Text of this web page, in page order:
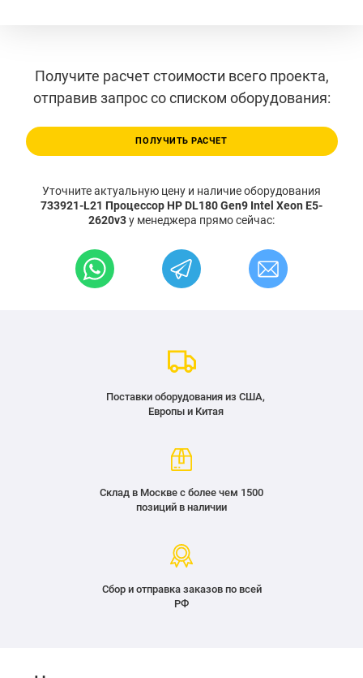
Получите расчет стоимости всего проекта,
отправив запрос со списком оборудования:
ПОЛУЧИТЬ РАСЧЕТ
Уточните актуальную цену и наличие оборудования
733921-L21 Процессор HP DL180 Gen9 Intel Xeon E5-
2620v3у менеджера прямо сейчас:
Поставки оборудования из США,
Европы и Китая
Склад в Москве с более чем 1500
позиций в наличии
Сбор и отправка заказов по всей
РФ